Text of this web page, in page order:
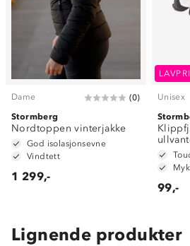
Dame (0)
Stormberg
Nordtoppen vinterjakke
God isolasjonsevne
Vindtett
1 299,-
Unisex
99,-
Lignende produkter